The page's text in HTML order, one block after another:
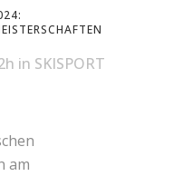
in SKISPORT
am